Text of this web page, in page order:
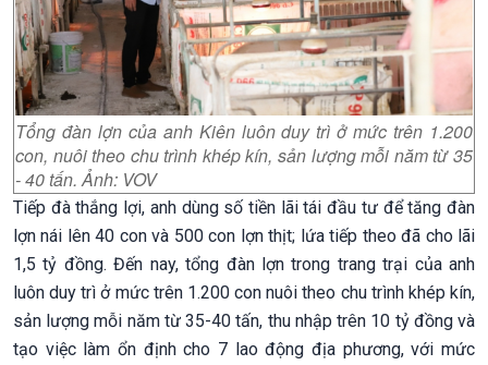
Tổng đàn lợn của anh Kiên luôn duy trì ở mức trên 1.200
con, nuôi theo chu trình khép kín, sản lượng mỗi năm từ 35
- 40 tấn. Ảnh: VOV
Tiếp đà thắng lợi, anh dùng số tiền lãi tái đầu tư để tăng đàn
lợn nái lên 40 con và 500 con lợn thịt; lứa tiếp theo đã cho lãi
1,5 tỷ đồng. Đến nay, tổng đàn lợn trong trang trại của anh
luôn duy trì ở mức trên 1.200 con nuôi theo chu trình khép kín,
sản lượng mỗi năm từ 35-40 tấn, thu nhập trên 10 tỷ đồng và
tạo việc làm ổn định cho 7 lao động địa phương, với mức